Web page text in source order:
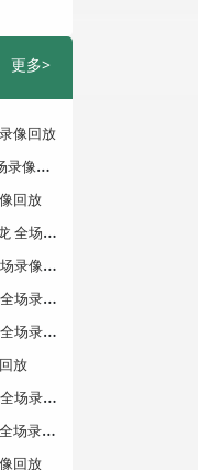
更多>
像回放
0
8月05日 足球友谊赛 K联赛全明星vs曼城 全场录像回放
回放
0
8月02日 中超第21轮 深圳新鹏城vs重庆铜梁龙 全场录像回放
0
8月02日 中超第21轮 辽宁铁人vs上海申花 全场录像回放
0
8月02日 中超第21轮 青岛西海岸vs青岛海牛 全场录像回放
0
7月25日 中超第20轮 辽宁铁人vs青岛西海岸 全场录像回放
放
0
8月01日 中超第21轮 天津津门虎vs云南玉昆 全场录像回放
0
8月02日 足球友谊赛 皇家马德里vs佛罗伦萨 全场录像回放
回放